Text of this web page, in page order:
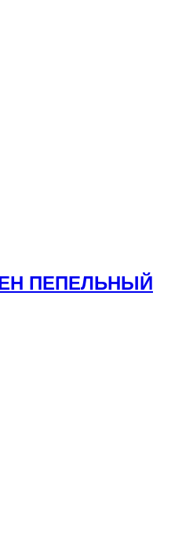
ПЕПЕЛЬНЫЙ